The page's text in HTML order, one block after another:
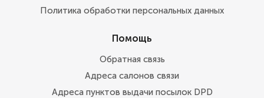
Политика обработки персональных данных
Помощь
Обратная связь
Адреса салонов связи
Адреса пунктов выдачи посылок DPD